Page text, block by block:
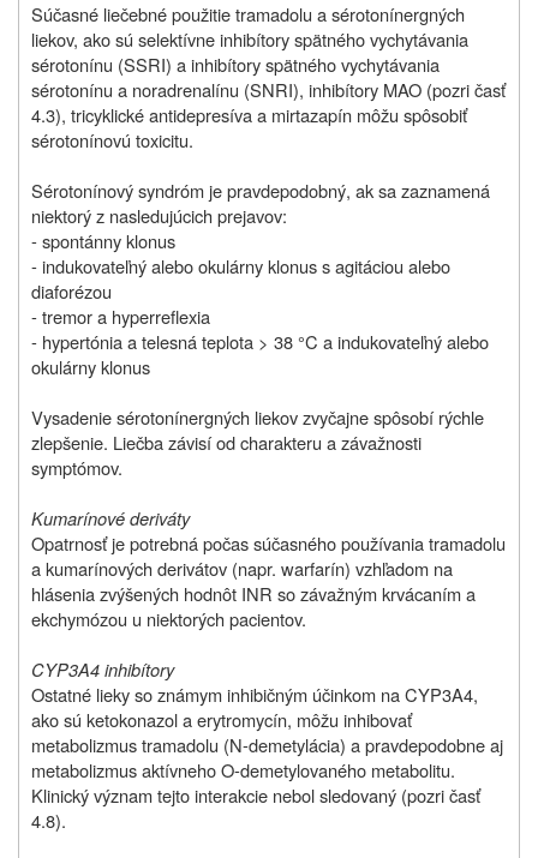
Súčasné liečebné použitie tramadolu a sérotonínergných
liekov, ako sú selektívne inhibítory spätného vychytávania
sérotonínu (SSRI) a inhibítory spätného vychytávania
sérotonínu a noradrenalínu (SNRI), inhibítory MAO (pozri časť
4.3), tricyklické antidepresíva a mirtazapín môžu spôsobiť
sérotonínovú toxicitu.
Sérotonínový syndróm je pravdepodobný, ak sa zaznamená
niektorý z nasledujúcich prejavov:
- spontánny klonus
- indukovateľný alebo okulárny klonus s agitáciou alebo
diaforézou
- tremor a hyperreflexia
- hypertónia a telesná teplota > 38 °C a indukovateľný alebo
okulárny klonus
Vysadenie sérotonínergných liekov zvyčajne spôsobí rýchle
zlepšenie. Liečba závisí od charakteru a závažnosti
symptómov.
Kumarínové deriváty
Opatrnosť je potrebná počas súčasného používania tramadolu
a kumarínových derivátov (napr. warfarín) vzhľadom na
hlásenia zvýšených hodnôt INR so závažným krvácaním a
ekchymózou u niektorých pacientov.
CYP3A4 inhibítory
Ostatné lieky so známym inhibičným účinkom na CYP3A4,
ako sú ketokonazol a erytromycín, môžu inhibovať
metabolizmus tramadolu (N-demetylácia) a pravdepodobne aj
metabolizmus aktívneho O-demetylovaného metabolitu.
Klinický význam tejto interakcie nebol sledovaný (pozri časť
4.8).